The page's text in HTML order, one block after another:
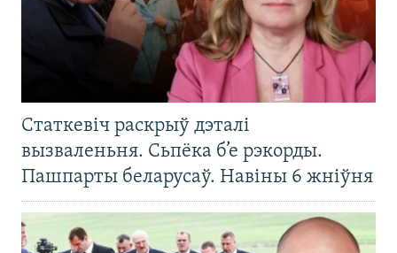
Статкевіч раскрыў дэталі
вызваленьня. Сьпёка б’е рэкорды.
Пашпарты беларусаў. Навіны 6 жніўня